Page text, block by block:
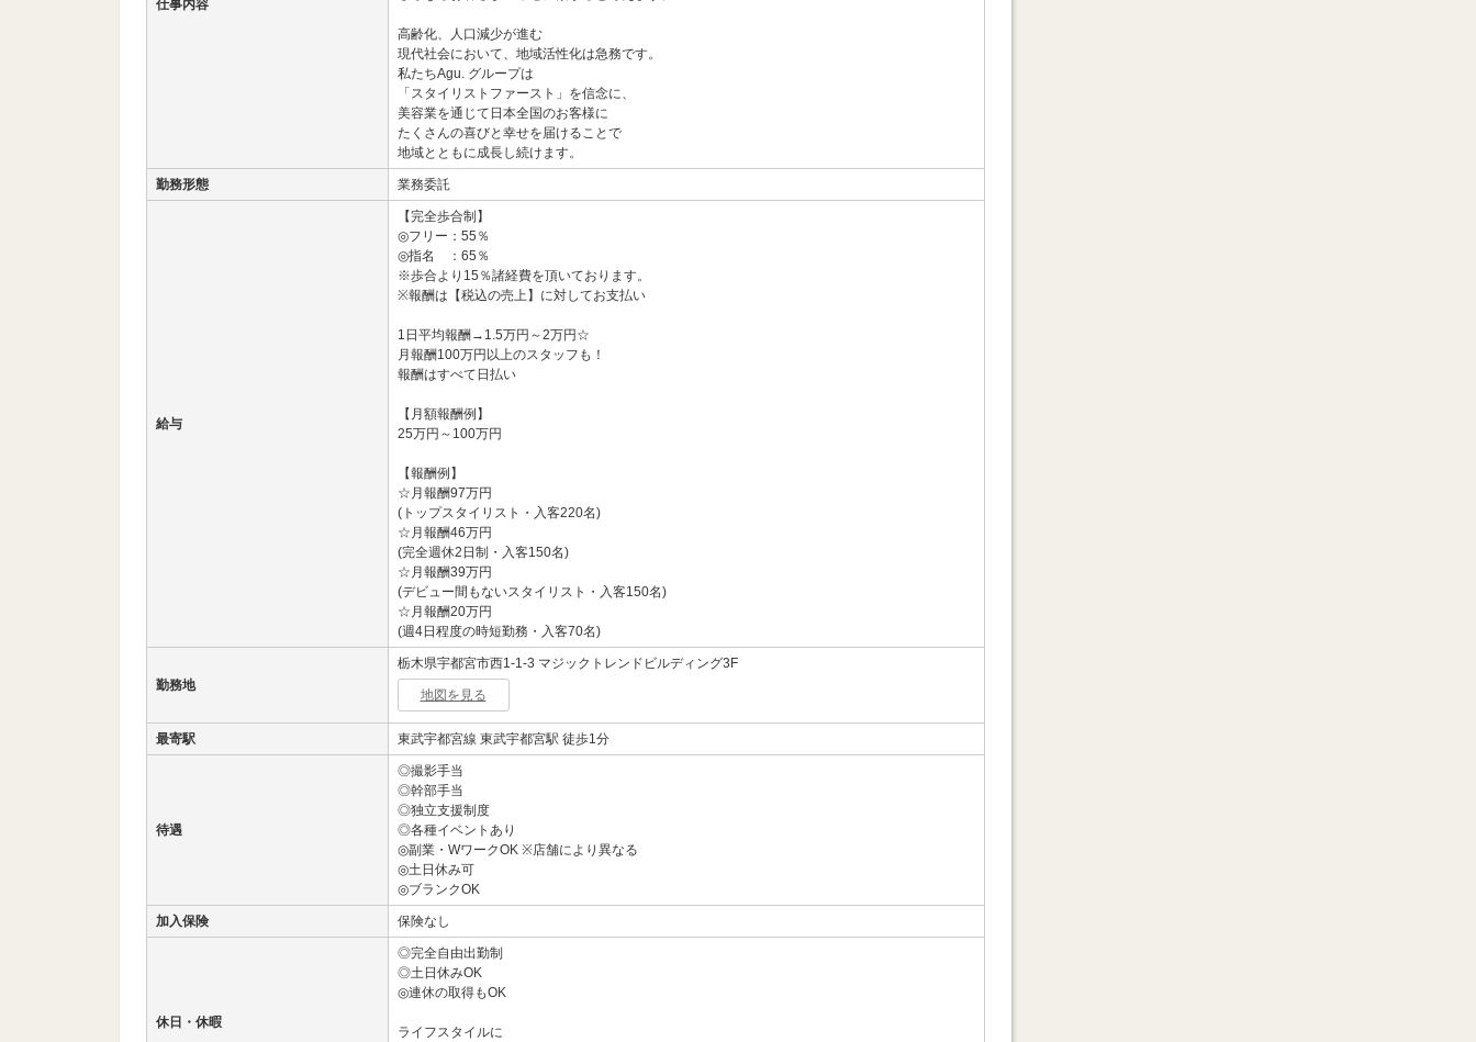
仕事内容
高齢化、人口減少が進む
現代社会において、地域活性化は急務です。
私たちAgu. グループは
「スタイリストファースト」を信念に、
美容業を通じて日本全国のお客様に
たくさんの喜びと幸せを届けることで
地域とともに成長し続けます。
勤務形態 業務委託
給与
【完全歩合制】
◎フリー：55％
◎指名 ：65％
※歩合より15％諸経費を頂いております。
※報酬は【税込の売上】に対してお支払い
1日平均報酬→1.5万円～2万円☆
月報酬100万円以上のスタッフも！
報酬はすべて日払い
【月額報酬例】
25万円～100万円
【報酬例】
☆月報酬97万円
(トップスタイリスト・入客220名)
☆月報酬46万円
(完全週休2日制・入客150名)
☆月報酬39万円
(デビュー間もないスタイリスト・入客150名)
☆月報酬20万円
(週4日程度の時短勤務・入客70名)
勤務地
栃木県宇都宮市西1-1-3 マジックトレンドビルディング3F
地図を見る
最寄駅 東武宇都宮線 東武宇都宮駅 徒歩1分
待遇
◎撮影手当
◎幹部手当
◎独立支援制度
◎各種イベントあり
◎副業・WワークOK ※店舗により異なる
◎土日休み可
◎ブランクOK
加入保険 保険なし
休日・休暇
◎完全自由出勤制
◎土日休みOK
◎連休の取得もOK
ライフスタイルに